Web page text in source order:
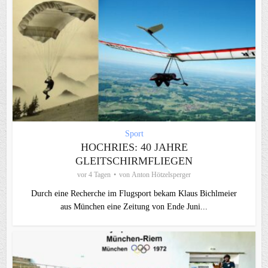
Sport
HOCHRIES: 40 JAHRE
GLEITSCHIRMFLIEGEN
vor 4 Tagen von Anton Hötzelsperger
Durch eine Recherche im Flugsport bekam Klaus Bichlmeier
aus München eine Zeitung von Ende Juni...